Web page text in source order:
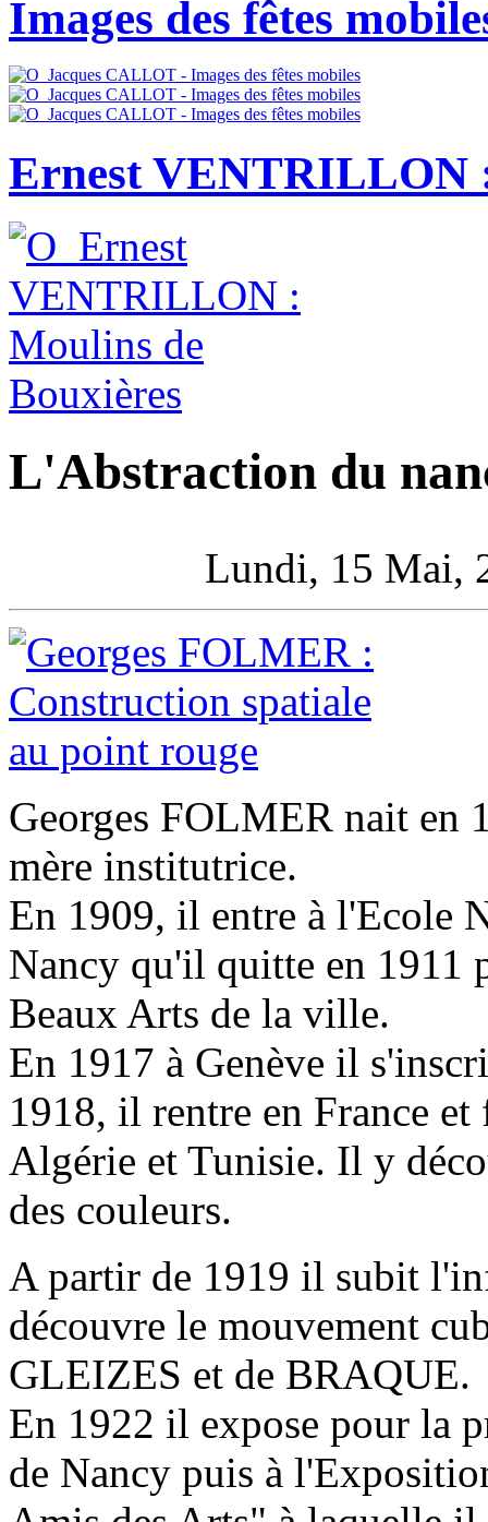
Images des fêtes
Ernest VENTRILLON
L'Abstraction du
Lundi, 15 Mai,
Georges FOLMER nait en
mère institutrice.
En 1909, il entre à l'Ecole
Nancy qu'il quitte en 1911
Beaux Arts de la ville.
En 1917 à Genève il
1918, il rentre en France
Algérie et Tunisie. Il y
des couleurs.
A partir de 1919 il subit
découvre le mouvement
GLEIZES et de BRAQUE.
En 1922 il expose pour la
de Nancy puis à